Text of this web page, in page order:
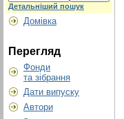
Детальніший пошук
Домівка
Перегляд
Фонди
та зібрання
Дати випуску
Автори